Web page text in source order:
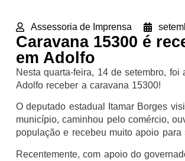
Assessoria de Imprensa
Caravana 15300 é
em Adolfo
Nesta quarta-feira, 14 de setembro, foi
Adolfo receber a caravana 15300!
O deputado estadual Itamar Borges
município, caminhou pelo comércio,
população e recebeu muito apoio para
Recentemente, com apoio do